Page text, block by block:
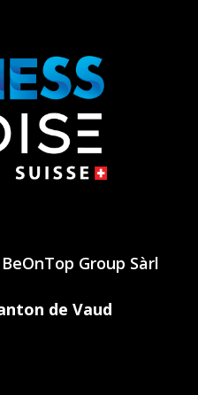
Group Sàrl
de Vaud